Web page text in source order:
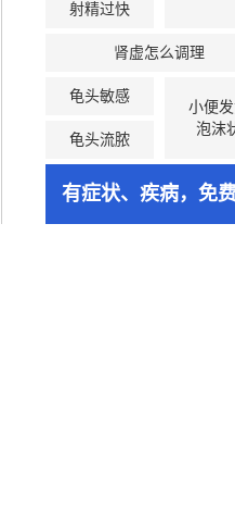
射精过快
肾虚怎么调理
龟头敏感
小便
泡沫
龟头流脓
有症状、疾病，免